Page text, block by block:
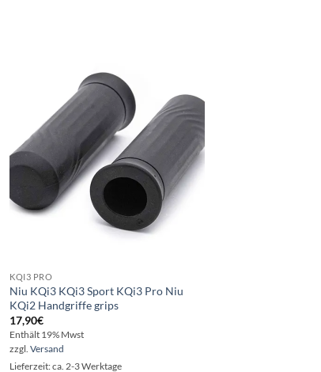
KQI3 PRO
Niu KQi3 KQi3 Sport KQi3 Pro Niu
KQi2 Handgriffe grips
17,90€
Enthält 19% Mwst
zzgl.Versand
Lieferzeit: ca. 2-3 Werktage